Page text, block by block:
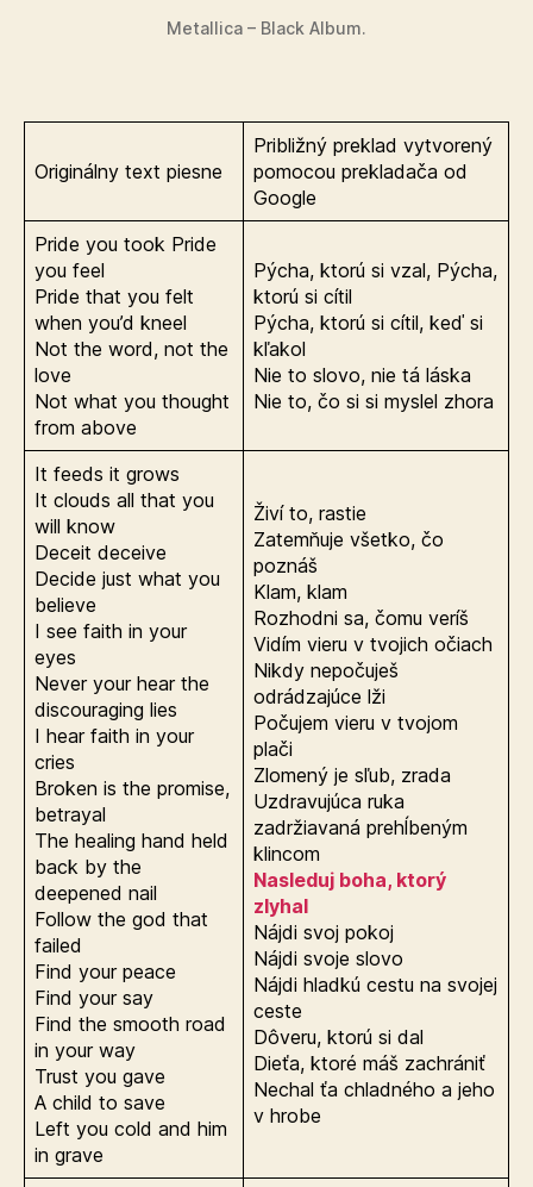
Metallica – Black Album.
Originálny text piesne
Približný preklad vytvorený
pomocou prekladača od
Google
Pride you took Pride
you feel
Pride that you felt
when you’d kneel
Not the word, not the
love
Not what you thought
from above
Pýcha, ktorú si vzal, Pýcha,
ktorú si cítil
Pýcha, ktorú si cítil, keď si
kľakol
Nie to slovo, nie tá láska
Nie to, čo si si myslel zhora
It feeds it grows
It clouds all that you
will know
Deceit deceive
Decide just what you
believe
I see faith in your
eyes
Never your hear the
discouraging lies
I hear faith in your
cries
Broken is the promise,
betrayal
The healing hand held
back by the
deepened nail
Follow the god that
failed
Find your peace
Find your say
Find the smooth road
in your way
Trust you gave
A child to save
Left you cold and him
in grave
Živí to, rastie
Zatemňuje všetko, čo
poznáš
Klam, klam
Rozhodni sa, čomu veríš
Vidím vieru v tvojich očiach
Nikdy nepočuješ
odrádzajúce lži
Počujem vieru v tvojom
plači
Zlomený je sľub, zrada
Uzdravujúca ruka
zadržiavaná prehĺbeným
klincom
Nasleduj boha, ktorý
zlyhal
Nájdi svoj pokoj
Nájdi svoje slovo
Nájdi hladkú cestu na svojej
ceste
Dôveru, ktorú si dal
Dieťa, ktoré máš zachrániť
Nechal ťa chladného a jeho
v hrobe